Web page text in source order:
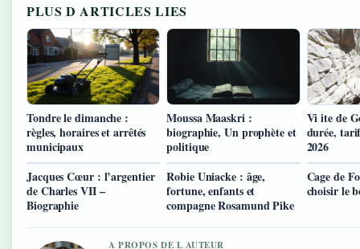
PLUS D ARTICLES LIES
Tondre le dimanche :
règles, horaires et arrêtés
municipaux
Moussa Maaskri :
biographie, Un prophète et
politique
Vi ite de
durée,
2026
Jacques Cœur : l’argentier
de Charles VII –
Biographie
Robie Uniacke : âge,
fortune, enfants et
compagne Rosamund Pike
Cage de
choisir le
A PROPOS DE L AUTEUR